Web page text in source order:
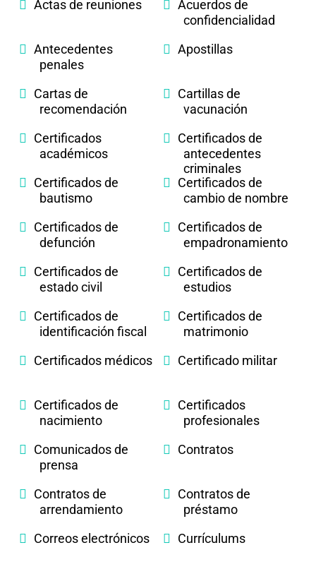
Actas de reuniones
Acuerdos de
confidencialidad
Antecedentes
penales
Apostillas
Cartas de
recomendación
Cartillas de
vacunación
Certificados
académicos
Certificados de
antecedentes
criminales
Certificados de
bautismo
Certificados de
cambio de nombre
Certificados de
defunción
Certificados de
empadronamiento
Certificados de
estado civil
Certificados de
estudios
Certificados de
identificación fiscal
Certificados de
matrimonio
Certificados médicos
Certificado militar
Certificados de
nacimiento
Certificados
profesionales
Comunicados de
prensa
Contratos
Contratos de
arrendamiento
Contratos de
préstamo
Correos electrónicos
Currículums